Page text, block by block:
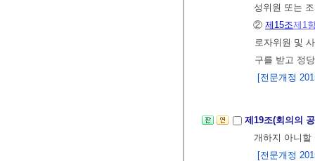
성위원 또는
② 제15조제1
로자위원 및
구를 받고 정
[전문개정
제19조(회의의
개하지 아니할
[전문개정